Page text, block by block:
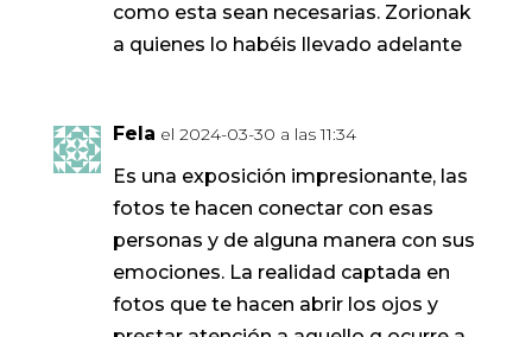
como esta sean necesarias. Zorionak
a quienes lo habéis llevado adelante
Fela el 2024-03-30 a las 11:34
Es una exposición impresionante, las
fotos te hacen conectar con esas
personas y de alguna manera con sus
emociones. La realidad captada en
fotos que te hacen abrir los ojos y